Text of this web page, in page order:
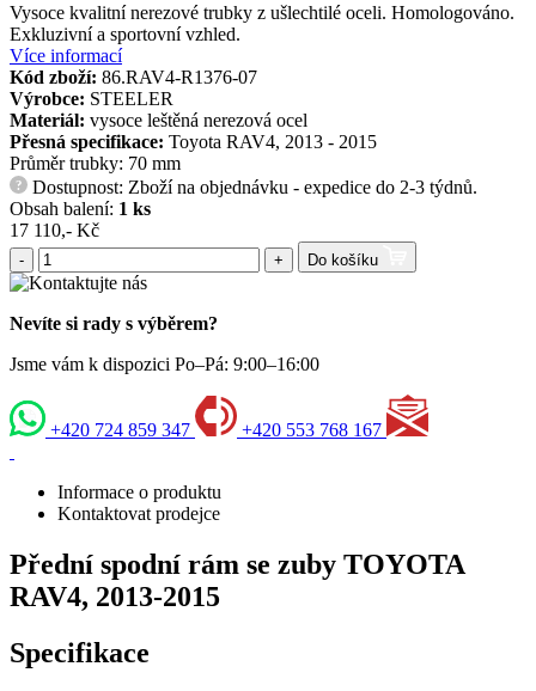
Vysoce kvalitní nerezové trubky z ušlechtilé oceli. Homologováno.
Exkluzivní a sportovní vzhled.
Více informací
Kód zboží: 86.RAV4-R1376-07
Výrobce: STEELER
Materiál: vysoce leštěná nerezová ocel
Přesná specifikace: Toyota RAV4, 2013 - 2015
Průměr trubky: 70 mm
?
Dostupnost: Zboží na objednávku - expedice do 2-3 týdnů.
Obsah balení: 1 ks
17 110,- Kč
- + Do košíku
Nevíte si rady s výběrem?
Jsme vám k dispozici Po–Pá: 9:00–16:00
+420 724 859 347 +420 553 768 167
Informace o produktu
Kontaktovat prodejce
Přední spodní rám se zuby TOYOTA
RAV4, 2013-2015
Specifikace